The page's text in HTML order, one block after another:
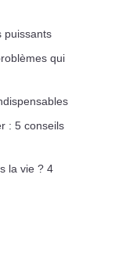
puissants
qui
: 5 conseils
la vie ? 4